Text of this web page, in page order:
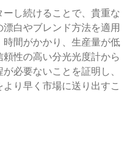
し続けることで、貴重な
白やブレンド方法を適用
間がかかり、生産量が低
性の高い分光光度計から
必要ないことを証明し、
り早く市場に送り出すこ